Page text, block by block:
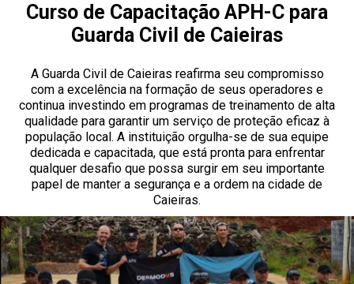
Curso de Capacitação APH-C para
Guarda Civil de Caieiras
A Guarda Civil de Caieiras reafirma seu compromisso
com a excelência na formação de seus operadores e
continua investindo em programas de treinamento de alta
qualidade para garantir um serviço de proteção eficaz à
população local. A instituição orgulha-se de sua equipe
dedicada e capacitada, que está pronta para enfrentar
qualquer desafio que possa surgir em seu importante
papel de manter a segurança e a ordem na cidade de
Caieiras.